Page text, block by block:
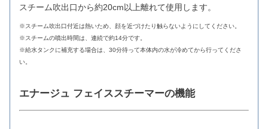
スチーム吹出口から約20cm以上離れて使用します。
※スチーム吹出口付近は熱いため、顔を近づけたり触らないようにしてください。
※スチームの噴出時間は、連続で約14分です。
※給水タンクに補充する場合は、30分待って本体内の水が冷めてから行ってくださ
い。
エナージュ フェイススチーマーの機能